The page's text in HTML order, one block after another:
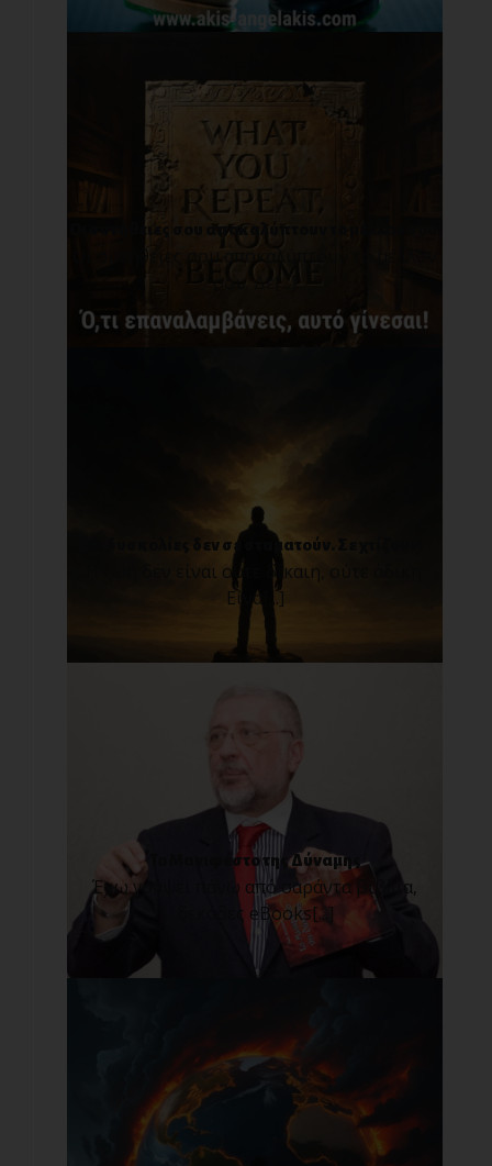
Οι συνήθειες σου αποκαλύπτουν το μέλλον σου.
Οι συνήθειες σου αποκαλύπτουν το μέλλον
Οι δυσκολίες δεν σε σταματούν. Σε χτίζουν!
Η ζωή δεν είναι ούτε δίκαιη, ούτε άδικη.
Είνα[...]
Το Μανιφέστο της Δύναμης
Έχω γράψει πάνω από σαράντα βιβλία,
δεκάδες eBooks[...]